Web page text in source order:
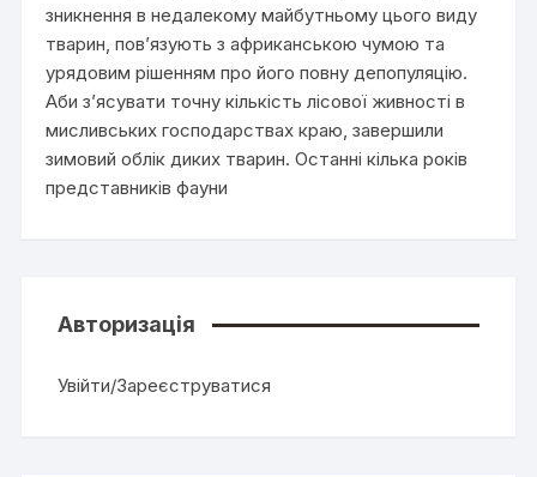
зникнення в недалекому майбутньому цього виду
тварин, пов’язують з африканською чумою та
урядовим рішенням про його повну депопуляцію.
Аби з’ясувати точну кількість лісової живності в
мисливських господарствах краю, завершили
зимовий облік диких тварин. Останні кілька років
представників фауни
Авторизація
Увійти/Зареєструватися